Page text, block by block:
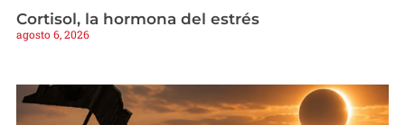
Cortisol, la hormona del estrés
agosto 6, 2026